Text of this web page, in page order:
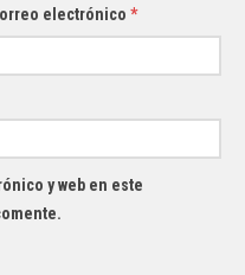
electrónico*
y web en este